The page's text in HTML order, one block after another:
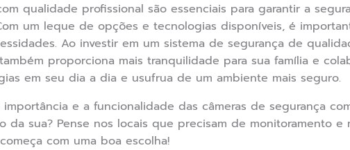
qualidade profissional são essenciais para garantir a
um leque de opções e tecnologias disponíveis, é
Ao investir em um sistema de segurança de
proporciona mais tranquilidade para sua família e
em seu dia a dia e usufrua de um ambiente mais seguro.
e a funcionalidade das câmeras de segurança
da sua? Pense nos locais que precisam de monitoramento e
com uma boa escolha!